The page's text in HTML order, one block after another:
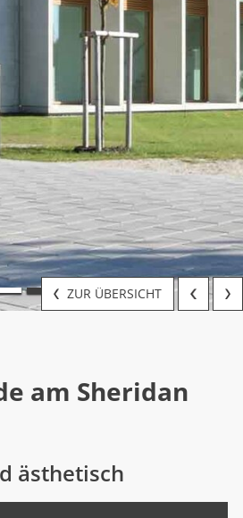
ZUR ÜBERSICHT
am Sheridan
ästhetisch